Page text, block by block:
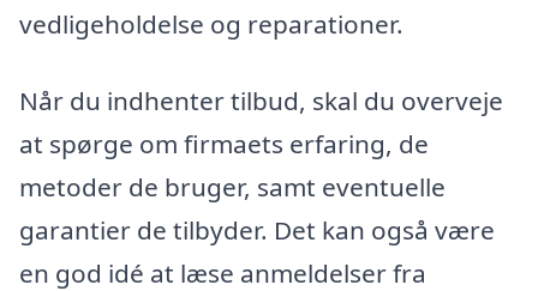
vedligeholdelse og reparationer.
Når du indhenter tilbud, skal du overveje
at spørge om firmaets erfaring, de
metoder de bruger, samt eventuelle
garantier de tilbyder. Det kan også være
en god idé at læse anmeldelser fra